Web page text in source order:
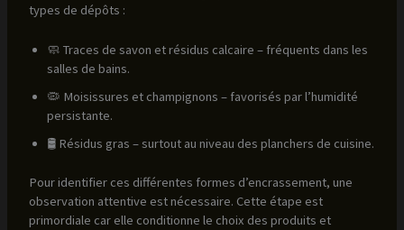
types de dépôts :
🧼 Traces de savon et résidus calcaire – fréquents dans les
salles de bains.
🦠 Moisissures et champignons – favorisés par l’humidité
persistante.
🛢 Résidus gras – surtout au niveau des planchers de cuisine.
Pour identifier ces différentes formes d’encrassement, une
observation attentive est nécessaire. Cette étape est
primordiale car elle conditionne le choix des produits et